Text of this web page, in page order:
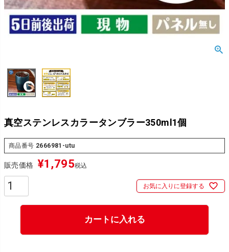
真空ステンレスカラータンブラー350ml1個
商品番号 2666981-utu
販売価格 ¥1,795税込
お気に入りに登録する
カートに入れる